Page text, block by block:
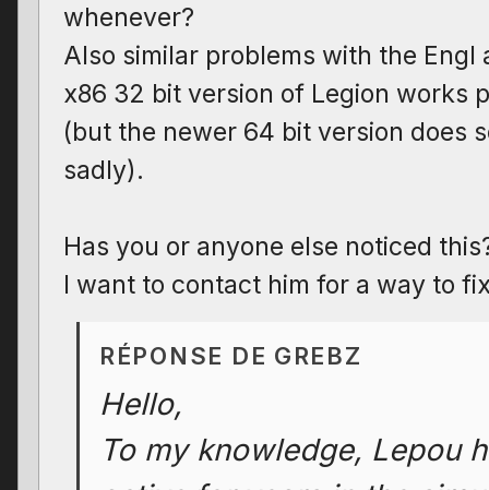
whenever?
Also similar problems with the Engl
x86 32 bit version of Legion works
(but the newer 64 bit version does
sadly).
Has you or anyone else noticed
I want to contact him for a way to
RÉPONSE DE GREBZ
Hello,
To my knowledge, Lepou